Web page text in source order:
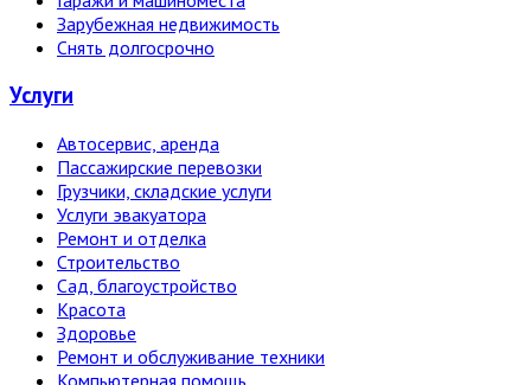
Зарубежная недвижимость
Снять долгосрочно
Услуги
Автосервис, аренда
Пассажирские перевозки
Грузчики, складские услуги
Услуги эвакуатора
Ремонт и отделка
Строительство
Сад, благоустройство
Красота
Здоровье
Ремонт и обслуживание техники